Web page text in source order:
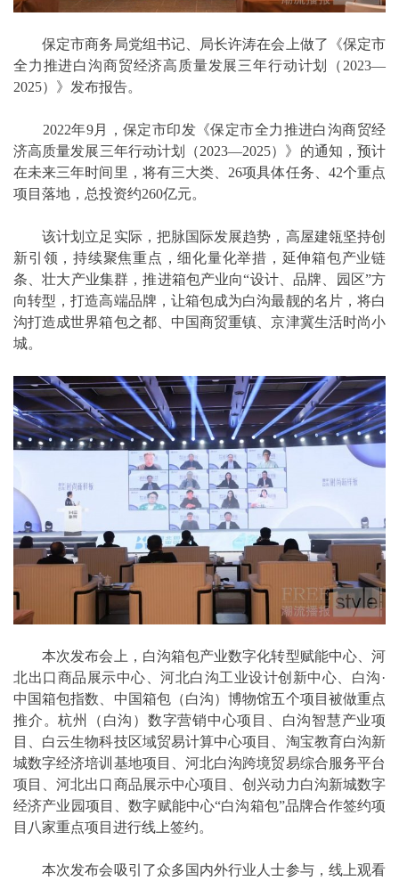
保定市商务局党组书记、局长许涛在会上做了《保定市
全力推进白沟商贸经济高质量发展三年行动计划（2023—
2025）》发布报告。
2022年9月，保定市印发《保定市全力推进白沟商贸经
济高质量发展三年行动计划（2023—2025）》的通知，预计
在未来三年时间里，将有三大类、26项具体任务、42个重点
项目落地，总投资约260亿元。
该计划立足实际，把脉国际发展趋势，高屋建瓴坚持创
新引领，持续聚焦重点，细化量化举措，延伸箱包产业链
条、壮大产业集群，推进箱包产业向“设计、品牌、园区”方
向转型，打造高端品牌，让箱包成为白沟最靓的名片，将白
沟打造成世界箱包之都、中国商贸重镇、京津冀生活时尚小
城。
本次发布会上，白沟箱包产业数字化转型赋能中心、河
北出口商品展示中心、河北白沟工业设计创新中心、白沟·
中国箱包指数、中国箱包（白沟）博物馆五个项目被做重点
推介。杭州（白沟）数字营销中心项目、白沟智慧产业项
目、白云生物科技区域贸易计算中心项目、淘宝教育白沟新
城数字经济培训基地项目、河北白沟跨境贸易综合服务平台
项目、河北出口商品展示中心项目、创兴动力白沟新城数字
经济产业园项目、数字赋能中心“白沟箱包”品牌合作签约项
目八家重点项目进行线上签约。
本次发布会吸引了众多国内外行业人士参与，线上观看